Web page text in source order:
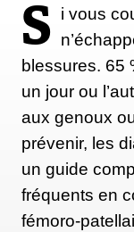
S i vous
blessures. 65
un jour ou
aux genoux
prévenir, les
un guide
fréquents en
fémoro-